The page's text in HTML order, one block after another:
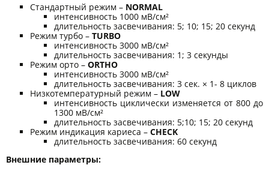
Стандартный режим – NORMAL
интенсивность 1000 мВ/см²
длительность засвечивания: 5; 10; 15; 20 секунд
Режим турбо – TURBO
интенсивность 3000 мВ/см²
длительность засвечивания: 1; 3 секунды
Режим орто – ORTHO
интенсивность 3000 мВ/см²
длительность засвечивания: 3 сек. × 1- 8 циклов
Низкотемпературный режим – LOW
интенсивность циклически изменяется от 800 до
1300 мВ/см²
длительность засвечивания: 5;10; 15; 20 секунд
Режим индикация кариеса – CHECK
длительность засвечивания: 60 секунд
Внешние параметры: